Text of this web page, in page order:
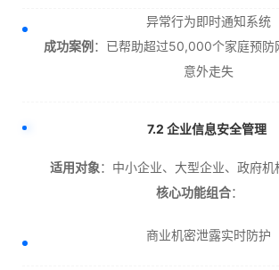
异常行为即时通知系统
成功案例 ：已帮助超过50,000个家庭预防
意外走失
7.2 企业信息安全管理
适用对象：中小企业、大型企业、政府机
核心功能组合：
商业机密泄露实时防护